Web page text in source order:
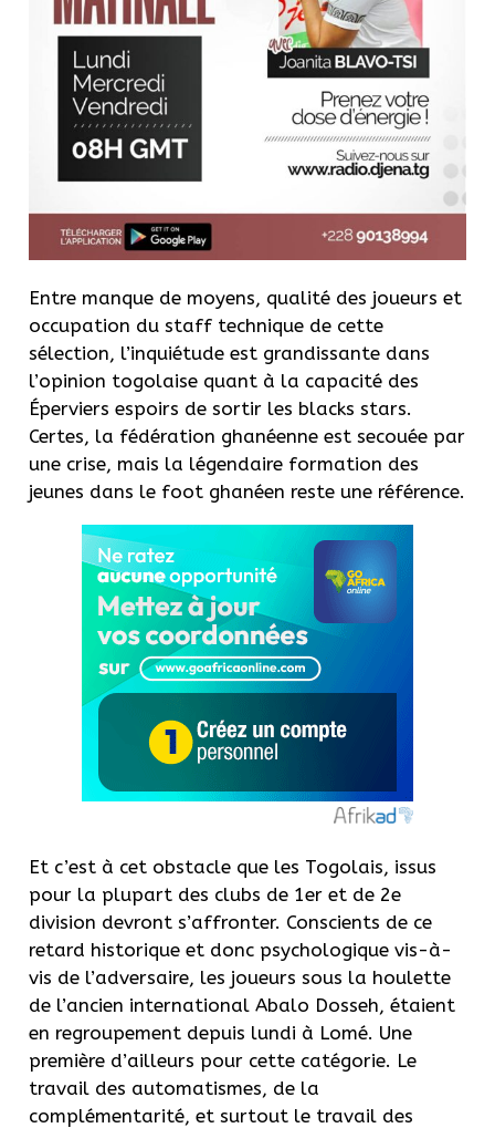
Entre manque de moyens, qualité des joueurs et
occupation du staff technique de cette
sélection, l’inquiétude est grandissante dans
l’opinion togolaise quant à la capacité des
Éperviers espoirs de sortir les blacks stars.
Certes, la fédération ghanéenne est secouée par
une crise, mais la légendaire formation des
jeunes dans le foot ghanéen reste une référence.
Et c’est à cet obstacle que les Togolais, issus
pour la plupart des clubs de 1er et de 2e
division devront s’affronter. Conscients de ce
retard historique et donc psychologique vis-à-
vis de l’adversaire, les joueurs sous la houlette
de l’ancien international Abalo Dosseh, étaient
en regroupement depuis lundi à Lomé. Une
première d’ailleurs pour cette catégorie. Le
travail des automatismes, de la
complémentarité, et surtout le travail des